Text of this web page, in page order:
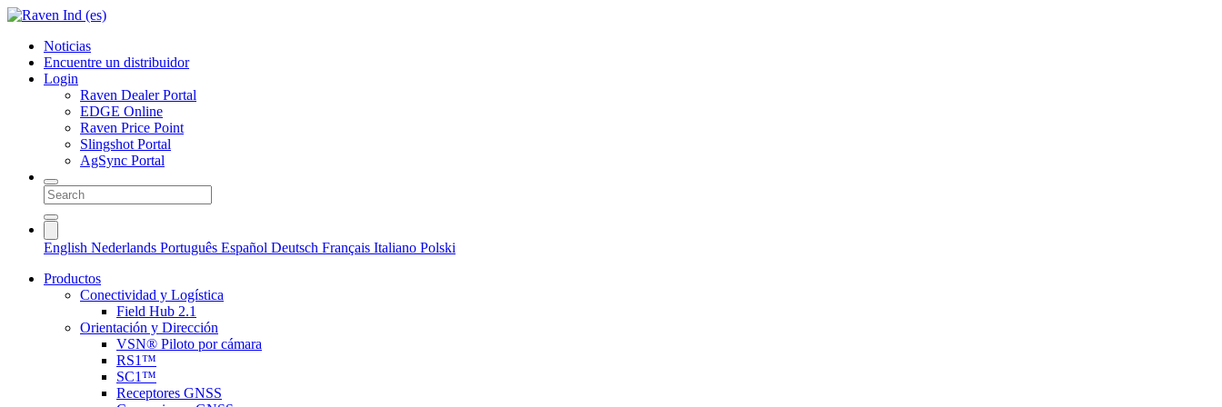
Noticias
Encuentre un distribuidor
Login
Raven Dealer Portal
EDGE Online
Raven Price Point
Slingshot Portal
AgSync Portal
English Nederlands Português Español Deutsch Français Italiano Polski
Productos
Conectividad y Logística
Field Hub 2.1
Orientación y Dirección
VSN® Piloto por cámara
RS1™
SC1™
Receptores GNSS